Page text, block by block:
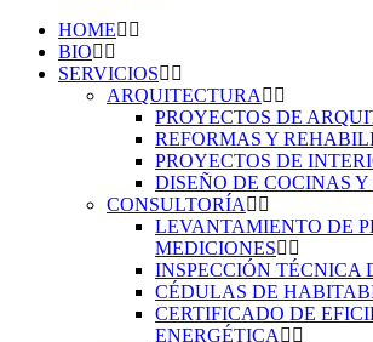
HOME
BIO
SERVICIOS
ARQUITECTURA
PROYECTOS DE
REFORMAS Y
PROYECTOS DE
DISEÑO DE COCINAS Y
CONSULTORÍA
LEVANTAMIENTO DE
MEDICIONES
INSPECCIÓN TÉCNICA
CÉDULAS DE
CERTIFICADO DE
ENERGÉTICA